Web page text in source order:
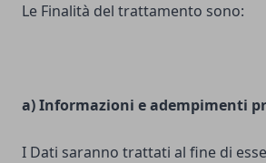
Le Finalità del trattamento sono:
a) Informazioni e adempimenti
I Dati saranno trattati al fine di